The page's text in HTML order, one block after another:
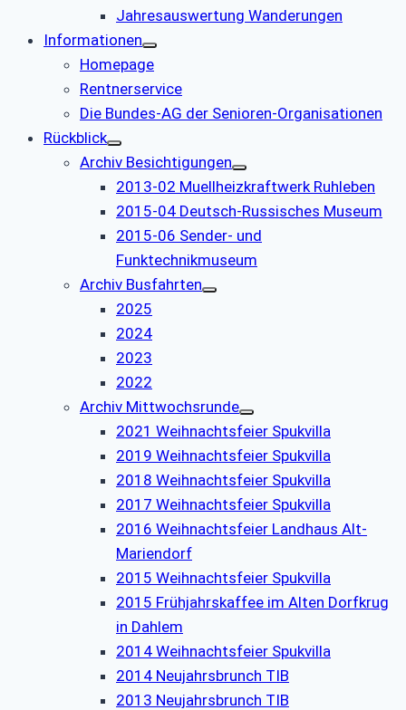
Jahresauswertung Wanderungen
Informationen
Homepage
Rentnerservice
Die Bundes-AG der Senioren-Organisationen
Rückblick
Archiv Besichtigungen
2013-02 Muellheizkraftwerk Ruhleben
2015-04 Deutsch-Russisches Museum
2015-06 Sender- und
Funktechnikmuseum
Archiv Busfahrten
2025
2024
2023
2022
Archiv Mittwochsrunde
2021 Weihnachtsfeier Spukvilla
2019 Weihnachtsfeier Spukvilla
2018 Weihnachtsfeier Spukvilla
2017 Weihnachtsfeier Spukvilla
2016 Weihnachtsfeier Landhaus Alt-
Mariendorf
2015 Weihnachtsfeier Spukvilla
2015 Frühjahrskaffee im Alten Dorfkrug
in Dahlem
2014 Weihnachtsfeier Spukvilla
2014 Neujahrsbrunch TIB
2013 Neujahrsbrunch TIB